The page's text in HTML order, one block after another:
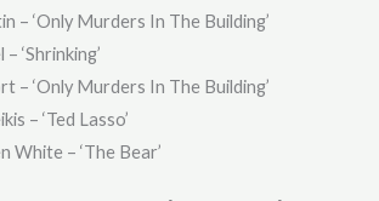
– ‘Only Murders In The Building’
‘Shrinking’
– ‘Only Murders In The Building’
– ‘Ted Lasso’
White – ‘The Bear’